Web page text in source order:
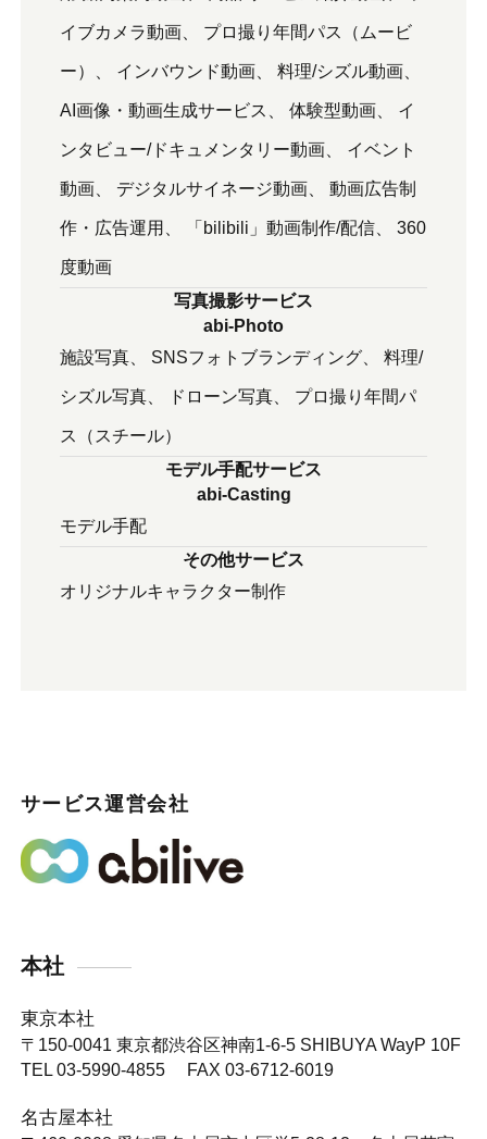
イブカメラ動画 プロ撮り年間パス（ムービ
ー） インバウンド動画 料理/シズル動画
AI画像・動画生成サービス 体験型動画 イ
ンタビュー/ドキュメンタリー動画 イベント
動画 デジタルサイネージ動画 動画広告制
作・広告運用 「bilibili」動画制作/配信 360
度動画
写真撮影サービス
abi-Photo
施設写真
SNSフォトブランディング 料理/
シズル写真 ドローン写真 プロ撮り年間パ
ス（スチール）
モデル手配サービス
abi-Casting
モデル⼿配
その他サービス
オリジナルキャラクター制作
サービス運営会社
本社
東京本社
〒150-0041 東京都渋谷区神南1-6-5 SHIBUYA WayP 10F
TEL 03-5990-4855 FAX 03-6712-6019
名古屋本社